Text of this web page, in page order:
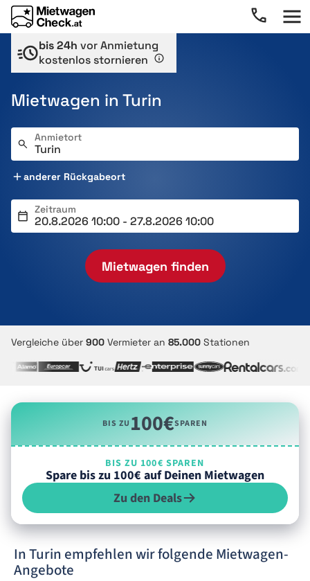
bis 24h vor Anmietung
kostenlos stornieren
Mietwagen in Turin
Anmietort
anderer Rückgabeort
Zeitraum
Mietwagen finden
Vergleiche über 900 Vermieter an 85.000 Stationen
BIS ZU100€SPAREN
BIS ZU 100€ SPAREN
Spare bis zu 100€ auf Deinen Mietwagen
Zu den Deals
In Turin empfehlen wir folgende Mietwagen-
Angebote